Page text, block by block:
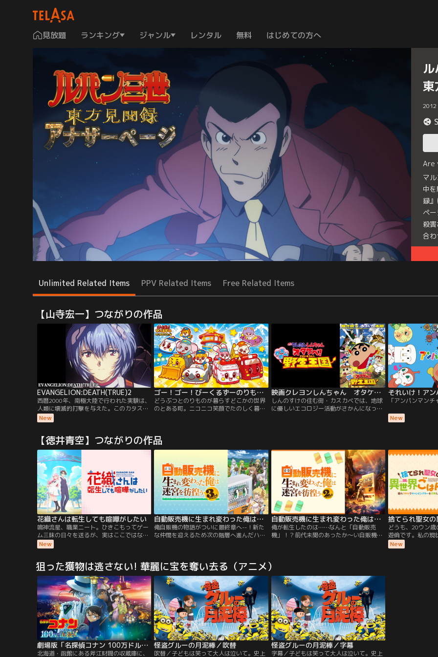
見放題 ランキング ジャンル レンタル 無料 はじめての方へ
東
2012
Are
マ
中
録
ペ
殺
合
Unlimited Related Items PPV Related Items Free Related Items
【山寺宏一】つながりの作品
EVANGELION:DEATH(TRUE)2
西暦2000年、南極大陸で行われた実験は、
人類に壊滅的打撃を与えた。このカタスト
ロフィを、人々はセカンド・インパクトと
呼んだ。地球の地軸はねじ曲がり、世界人
び試練の時を迎える。“使徒”と呼称される
謎の巨大物体の出現、その使徒に対抗すべ
く暗躍する、特務機関ネルフ。その戦いの
中心となったのは14歳の少年…。【提供：
バンダイチャンネル】
New
ゴー！ゴー！びーくるずーのりものスター編
どうぶつとのりものが暮らすどこかの世界
のとある町。ニコニコ笑顔でたのしく暮ら
の力でびーくるずーがパワーアップ！ほん
もののはたらくくるまみたいに事件を解決
しちゃうんだ！力をあわせてゴー！ゴー！
いっしょなら、なんとかなるもんさ！
映画クレヨンしんちゃん オタケベ！ カスカベ野生王国
しんのすけの住む街・カスカベでは、地球
に優しいエコロジー活動がさかんになって
画”だったのだ…！一度動物化すると人間で
あった記憶は失ってしまうという。
それいけ！ア
「アンパンマン
New
【徳井青空】つながりの作品
花織さんは転生しても喧嘩がしたい
鳴神流星、職業ニート。ひきこもってゲー
ム三昧の日々を送るが、実はここではない
世界では魔王をやっていた！そこにかつて
流星を倒した勇者であり、現在は女子高生
ーティアとの再会を経て、ニートから御剣
女子高等学校の高校教師として社会復帰を
果たす流星。だが、そこはミーティアが通
う学校だった！平和な世界に転生し、再び
巡り合った二人の恋がはじまった！？
New
自動販売機に生まれ変わった俺は迷宮を彷徨う 3rd season
俺自販機の物語がついに最終章へ--！新た
な仲間を迎えるため次の階層へ進んだハッ
の選択が迫る。自動販売機に転生したハッ
コンの運命はどうなるのか？
自動販売機に生まれ変わった俺は迷宮を彷徨う 2nd season
俺が転生したのは……なんと「自動販売
機」！？前代未聞のあったか～い自販機ア
協会の会長たちとともに冥府の王を討伐す
るべく立ち上がった。冥府の王と再び対峙
した時、悲劇が起きる--。元・自販機マニ
アの知識と、新しい仲間との出会い、新し
いフォルムチェンジの力で、ハッコンたち
は冥府の王を倒すことができるのか！？
どうも、20ウン
遊倫です。私の現
ますね。≪美少女
≫≪ゴミスキル＆
New
狙った獲物は逃さない! 華麗に宝を奪い去る（アニメ）
劇場版「名探偵コナン 100万ドルの五稜星（みちしるべ）」
北海道・函館にある斧江財閥の収蔵庫に、
怪盗グルーの月泥棒／吹替
吹替／子どもは笑って大人は泣いて。史上
怪盗グルーの月泥棒／字幕
字幕／子どもは笑って大人は泣いて。史上